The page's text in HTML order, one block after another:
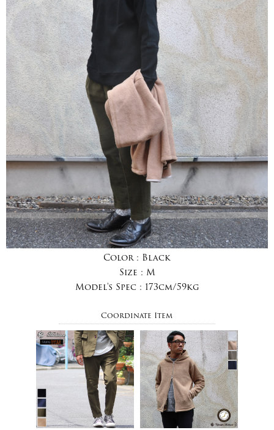
Color : Black
Size : M
Model's Spec : 173cm/59kg
Coordinate Item